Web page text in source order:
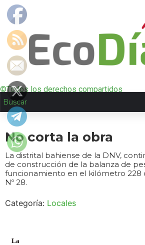
©Todos los derechos compartidos
No corta la obra
La distrital bahiense de la DNV,
de construcción de la balanza de
funcionamiento en el kilómetro 228
Nº 28.
Categoría: Locales
La